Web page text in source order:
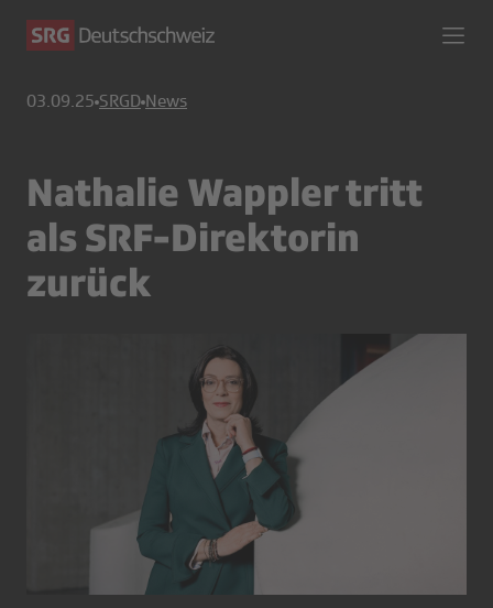
03.09.25 SRGD News
Nathalie Wappler tritt
als SRF-Direktorin
zurück